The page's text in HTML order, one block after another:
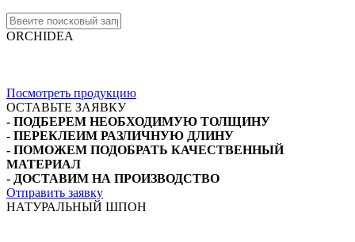
ORСHIDEA
Посмотреть продукцию
ОСТАВЬТЕ ЗАЯВКУ
- ПОДБЕРЕМ НЕОБХОДИМУЮ ТОЛЩИНУ
- ПЕРЕКЛЕИМ РАЗЛИЧНУЮ ДЛИНУ
- ПОМОЖЕМ ПОДОБРАТЬ КАЧЕСТВЕННЫЙ
МАТЕРИАЛ
- ДОСТАВИМ НА ПРОИЗВОДСТВО
Отправить заявку
НАТУРАЛЬНЫЙ ШПОН